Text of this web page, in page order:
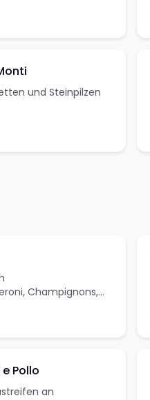
und Steinpilzen
Champignons,
Pollo
an